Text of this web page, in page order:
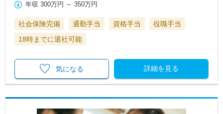
年収 300万円 ～350万円
社会保険完備 通勤手当 資格手当
役職手当
18時までに退社可能
詳細を見る
気になる